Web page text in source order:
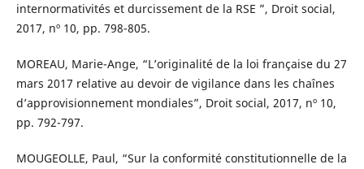
internormativités et durcissement de la RSE ”, Droit social,
2017, nº 10, pp. 798-805.
MOREAU, Marie-Ange, “L’originalité de la loi française du 27
mars 2017 relative au devoir de vigilance dans les chaînes
d’approvisionnement mondiales”, Droit social, 2017, nº 10,
pp. 792-797.
MOUGEOLLE, Paul, “Sur la conformité constitutionnelle de la